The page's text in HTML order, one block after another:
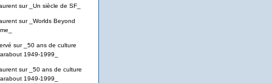
sur _Un siècle de SF_
sur
_Worlds Beyond
sur
_50 ans de culture
1949-1999_
sur
_50 ans de culture
1949-1999_